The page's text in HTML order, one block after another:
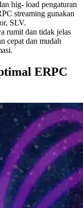
hig- load pengaturan
streaming gunakan
SLV.
rumit dan tidak jelas
cepat dan mudah
ERPC